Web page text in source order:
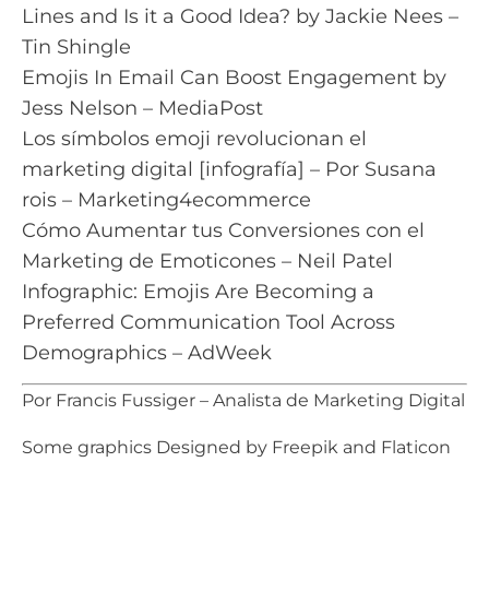
Lines and Is it a Good Idea? by Jackie Nees –
Tin Shingle
Emojis In Email Can Boost Engagement by
Jess Nelson – MediaPost
Los símbolos emoji revolucionan el
marketing digital [infografía] – Por Susana
rois – Marketing4ecommerce
Cómo Aumentar tus Conversiones con el
Marketing de Emoticones – Neil Patel
Infographic: Emojis Are Becoming a
Preferred Communication Tool Across
Demographics – AdWeek
Por Francis Fussiger – Analista de Marketing Digital
Some graphics Designed by Freepik and Flaticon